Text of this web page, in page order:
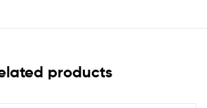
products